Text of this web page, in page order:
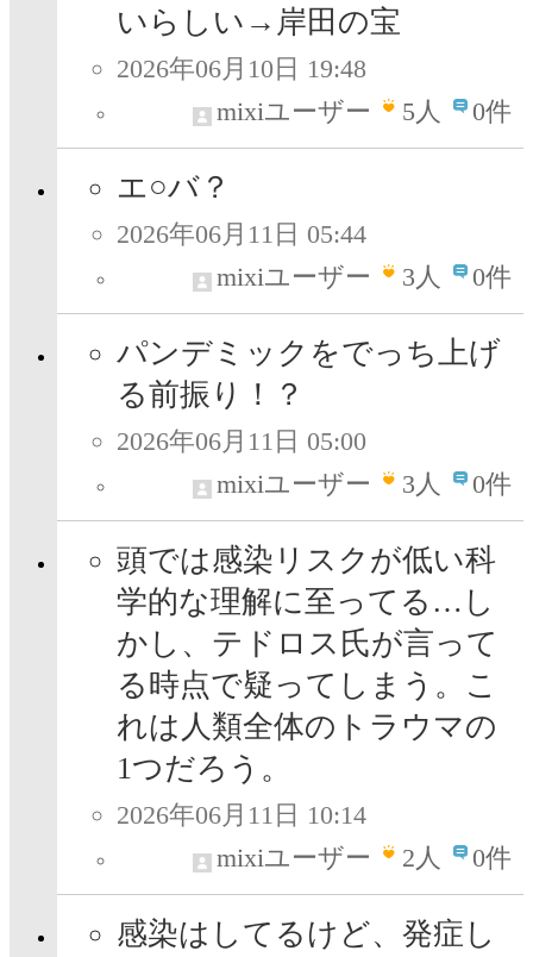
いらしい→岸田の宝
2026年06月10日 19:48
mixiユーザー
5人 0件
エ○バ？
2026年06月11日 05:44
mixiユーザー
3人 0件
パンデミックをでっち上げ
る前振り！？
2026年06月11日 05:00
mixiユーザー
3人 0件
頭では感染リスクが低い科
学的な理解に至ってる…し
かし、テドロス氏が言って
る時点で疑ってしまう。こ
れは人類全体のトラウマの
1つだろう。
2026年06月11日 10:14
mixiユーザー
2人 0件
感染はしてるけど、発症し